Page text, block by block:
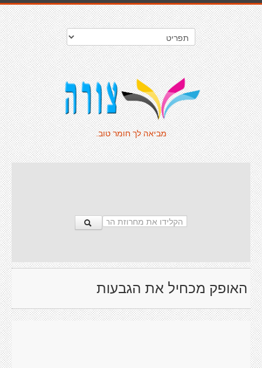
מביאה לך חומר טוב.
האופק מכחיל את הגבעות